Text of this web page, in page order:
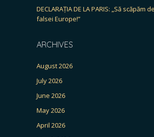
DECLARAȚIA DE LA PARIS: „Să scăpăm
falsei Europe!”
ARCHIVES
August 2026
July 2026
June 2026
May 2026
April 2026